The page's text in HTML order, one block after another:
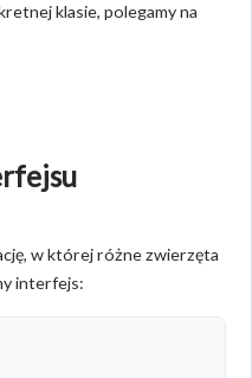
klasie, polegamy na
w której różne zwierzęta
interfejs: